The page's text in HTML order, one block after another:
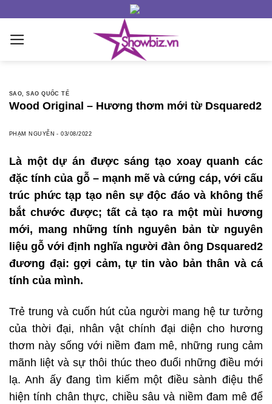
content
SAO ,SAO QUỐC TẾ
Wood Original – Hương thơm mới từ Dsquared2
PHẠM NGUYỄN -03/08/2022
Là một dự án được sáng tạo xoay quanh các
đặc tính của gỗ – mạnh mẽ và cứng cáp, với cấu
trúc phức tạp tạo nên sự độc đáo và không thể
bắt chước được; tất cả tạo ra một mùi hương
mới, mang những tính nguyên bản từ nguyên
liệu gỗ với định nghĩa người đàn ông Dsquared2
đương đại: gợi cảm, tự tin vào bản thân và cá
tính của mình.
Trẻ trung và cuốn hút của người mang hệ tư tưởng
của thời đại, nhân vật chính đại diện cho hương
thơm này sống với niềm đam mê, những rung cảm
mãnh liệt và sự thôi thúc theo đuổi những điều mới
lạ. Anh ấy đang tìm kiếm một điều sành điệu thể
hiện tính chân thực, chiều sâu và niềm đam mê để